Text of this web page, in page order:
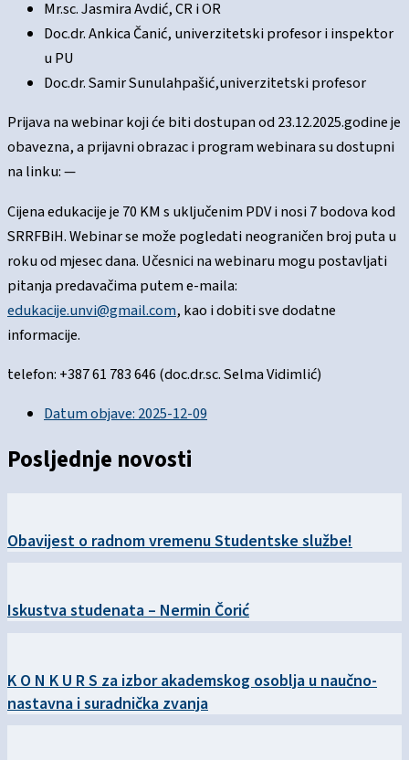
Mr.sc. Jasmira Avdić, CR i OR
Doc.dr. Ankica Čanić, univerzitetski profesor i inspektor
u PU
Doc.dr. Samir Sunulahpašić,univerzitetski profesor
Prijava na webinar koji će biti dostupan od 23.12.2025.godine je
obavezna, a prijavni obrazac i program webinara su dostupni
na linku: —
Cijena edukacije je 70 KM s uključenim PDV i nosi 7 bodova kod
SRRFBiH. Webinar se može pogledati neograničen broj puta u
roku od mjesec dana. Učesnici na webinaru mogu postavljati
pitanja predavačima putem e-maila:
edukacije.unvi@gmail.com, kao i dobiti sve dodatne
informacije.
telefon: +387 61 783 646 (doc.dr.sc. Selma Vidimlić)
Datum objave:2025-12-09
Posljednje novosti
Obavijest o radnom vremenu Studentske službe!
Iskustva studenata – Nermin Čorić
K O N K U R S za izbor akademskog osoblja u naučno-
nastavna i suradnička zvanja